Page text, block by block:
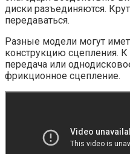
диски разъединяются.
передаваться.
Разные модели могут
конструкцию сцепления.
передача или
фрикционное сцепление.